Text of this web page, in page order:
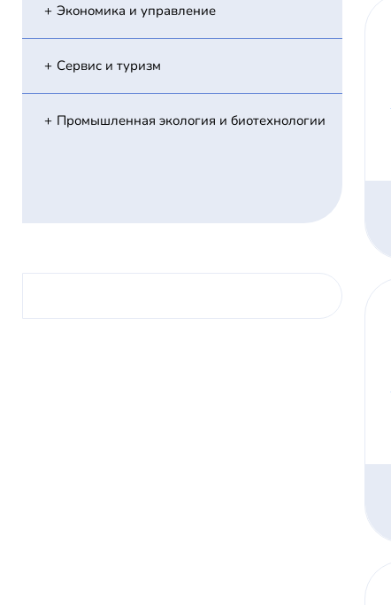
Экономика и управление
Сервис и туризм
Промышленная экология и биотехнологии